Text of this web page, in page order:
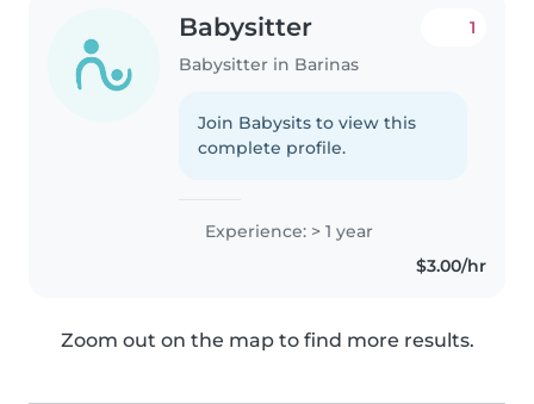
Babysitter
Babysitter in Barinas
1
Join Babysits to view this
complete profile.
Experience: > 1 year
$3.00/hr
Zoom out on the map to find more results.